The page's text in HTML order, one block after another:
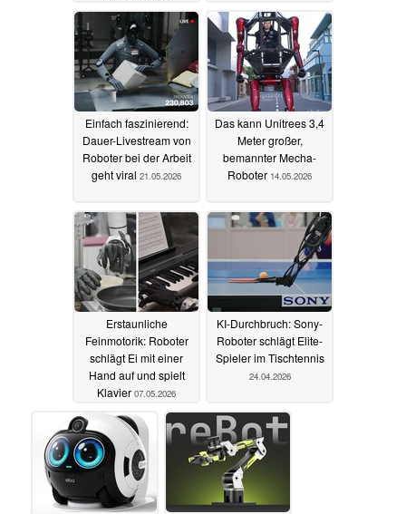
Einfach faszinierend:
Dauer-Livestream von
Roboter bei der Arbeit
geht viral 21.05.2026
Das kann Unitrees 3,4
Meter großer,
bemannter Mecha-
Roboter 14.05.2026
Erstaunliche
Feinmotorik: Roboter
schlägt Ei mit einer
Hand auf und spielt
Klavier 07.05.2026
KI-Durchbruch: Sony-
Roboter schlägt Elite-
Spieler im Tischtennis
24.04.2026